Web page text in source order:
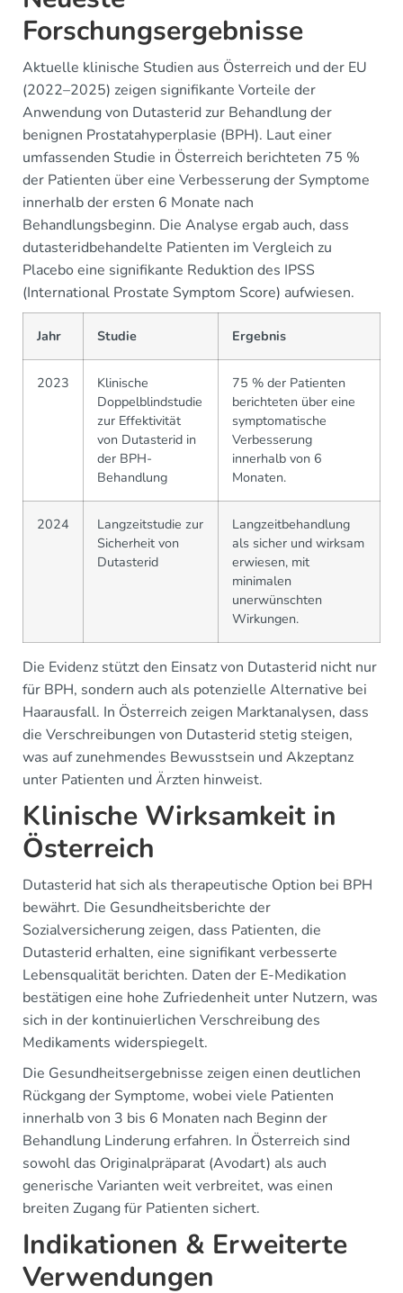
Forschungsergebnisse
Aktuelle klinische Studien aus Österreich und der EU
(2022–2025) zeigen signifikante Vorteile der
Anwendung von Dutasterid zur Behandlung der
benignen Prostatahyperplasie (BPH). Laut einer
umfassenden Studie in Österreich berichteten 75 %
der Patienten über eine Verbesserung der Symptome
innerhalb der ersten 6 Monate nach
Behandlungsbeginn. Die Analyse ergab auch, dass
dutasteridbehandelte Patienten im Vergleich zu
Placebo eine signifikante Reduktion des IPSS
(International Prostate Symptom Score) aufwiesen.
Jahr Studie Ergebnis
2023
Klinische
Doppelblindstudie
zur Effektivität
von Dutasterid in
der BPH-
Behandlung
75 % der Patienten
berichteten über eine
symptomatische
Verbesserung
innerhalb von 6
Monaten.
2024
Langzeitstudie zur
Sicherheit von
Dutasterid
Langzeitbehandlung
als sicher und wirksam
erwiesen, mit
minimalen
unerwünschten
Wirkungen.
Die Evidenz stützt den Einsatz von Dutasterid nicht nur
für BPH, sondern auch als potenzielle Alternative bei
Haarausfall. In Österreich zeigen Marktanalysen, dass
die Verschreibungen von Dutasterid stetig steigen,
was auf zunehmendes Bewusstsein und Akzeptanz
unter Patienten und Ärzten hinweist.
Klinische Wirksamkeit in
Österreich
Dutasterid hat sich als therapeutische Option bei BPH
bewährt. Die Gesundheitsberichte der
Sozialversicherung zeigen, dass Patienten, die
Dutasterid erhalten, eine signifikant verbesserte
Lebensqualität berichten. Daten der E-Medikation
bestätigen eine hohe Zufriedenheit unter Nutzern, was
sich in der kontinuierlichen Verschreibung des
Medikaments widerspiegelt.
Die Gesundheitsergebnisse zeigen einen deutlichen
Rückgang der Symptome, wobei viele Patienten
innerhalb von 3 bis 6 Monaten nach Beginn der
Behandlung Linderung erfahren. In Österreich sind
sowohl das Originalpräparat (Avodart) als auch
generische Varianten weit verbreitet, was einen
breiten Zugang für Patienten sichert.
Indikationen & Erweiterte
Verwendungen